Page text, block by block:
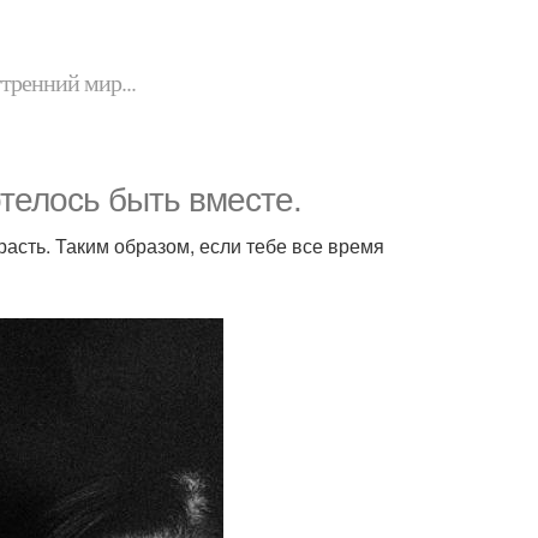
мир...
быть вместе.
Таким образом, если тебе все время